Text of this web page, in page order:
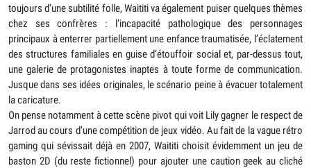
toujours d’une subtilité folle, Waititi va également puiser quelques thèmes
chez ses confrères : l’incapacité pathologique des personnages
principaux à enterrer partiellement une enfance traumatisée, l’éclatement
des structures familiales en guise d’étouffoir social et, par-dessus tout,
une galerie de protagonistes inaptes à toute forme de communication.
Jusque dans ses idées originales, le scénario peine à évacuer totalement
la caricature.
On pense notamment à cette scène pivot qui voit Lily gagner le respect de
Jarrod au cours d’une compétition de jeux vidéo. Au fait de la vague rétro
gaming qui sévissait déjà en 2007, Waititi choisit évidemment un jeu de
baston 2D (du reste fictionnel) pour ajouter une caution geek au cliché